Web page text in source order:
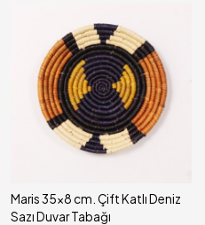
Maris 35x8 cm. Çift Katlı Deniz
Sazı Duvar Tabağı